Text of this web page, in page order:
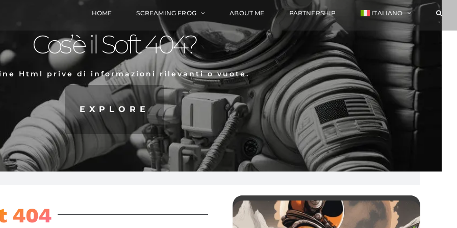
HOME SCREAMING FROG ABOUT ME PARTNERSHIP ITALIANO
Cos’è il Soft 404?
Html prive di informazioni rilevanti o vuote.
EXPLORE
404